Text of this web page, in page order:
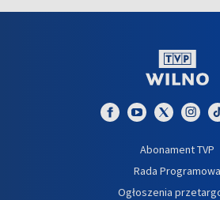
Abonament TVP
Rada Programowa
Ogłoszenia